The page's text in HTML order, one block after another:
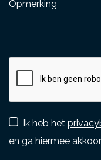
Ik heb het
en ga hiermee